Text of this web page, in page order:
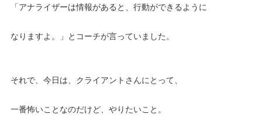
「アナライザーは情報があると、行動ができるように
なりますよ。」とコーチが言っていました。
それで、今日は、クライアントさんにとって、
一番怖いことなのだけど、やりたいこと。